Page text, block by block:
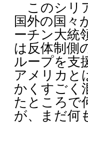
このシリ
国外の国々
ーチン大統
は反体制側
ループを支
アメリカと
かくすごく
たところで
が、まだ何